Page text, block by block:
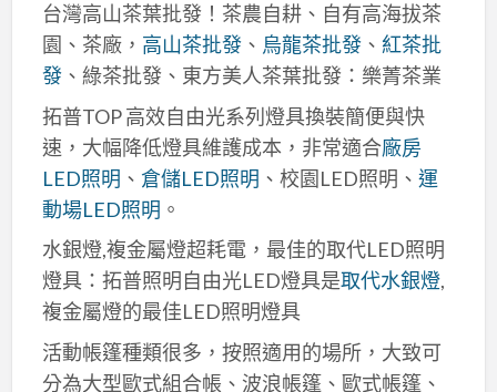
台灣高山茶葉批發！茶農自耕、自有高海拔茶
園、茶廠， 高山茶批發、 烏龍茶批發、 紅茶批
發、綠茶批發、東方美人茶葉批發：樂菁茶業
拓普TOP 高效自由光系列燈具換裝簡便與快
速，大幅降低燈具維護成本，非常適合廠房
LED照明 、 倉儲LED照明 、校園LED照明、 運
動場LED照明 。
水銀燈,複金屬燈超耗電，最佳的取代LED照明
燈具：拓普照明自由光LED燈具是取代水銀燈,
複金屬燈的最佳LED照明燈具
活動帳篷種類很多，按照適用的場所，大致可
分為大型歐式組合帳、波浪帳篷、歐式帳篷、